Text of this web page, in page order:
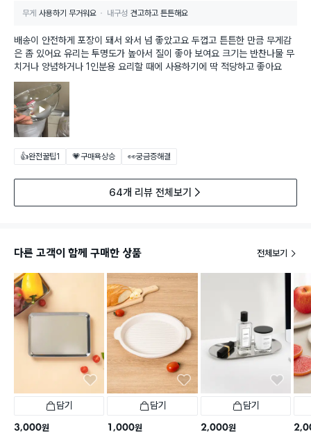
무게 사용하기 무거워요 내구성 견고하고 튼튼해요
배송이 안전하게 포장이 돼서 와서 넘 좋았고요 두껍고 튼튼한 만큼 무게감
은 좀 있어요 유리는 투명도가 높아서 질이 좋아 보여요 크기는 반찬나물 무
치거나 양념하거나 1인분용 요리할 때에 사용하기에 딱 적당하고 좋아요
👍완전꿀팁1 💗구매욕상승 👀궁금증해결
64개 리뷰 전체보기
다른 고객이 함께 구매한 상품 전체보기
담기
3,000원
담기
1,000원
담기
2,000원